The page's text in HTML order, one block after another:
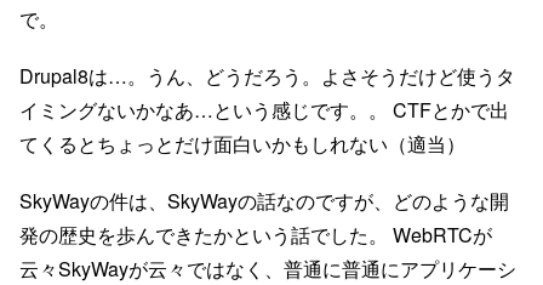
で。
Drupal8は…。うん、どうだろう。よさそうだけど使うタ
イミングないかなあ…という感じです。。 CTFとかで出
てくるとちょっとだけ面白いかもしれない（適当）
SkyWayの件は、SkyWayの話なのですが、どのような開
発の歴史を歩んできたかという話でした。 WebRTCが
云々SkyWayが云々ではなく、普通に普通にアプリケーシ